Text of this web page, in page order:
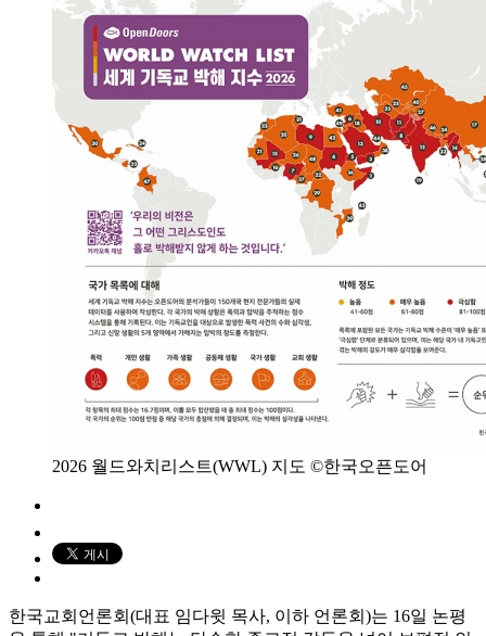
2026 월드와치리스트(WWL) 지도 ©한국오픈도어
한국교회언론회(대표 임다윗 목사, 이하 언론회)는 16일 논평